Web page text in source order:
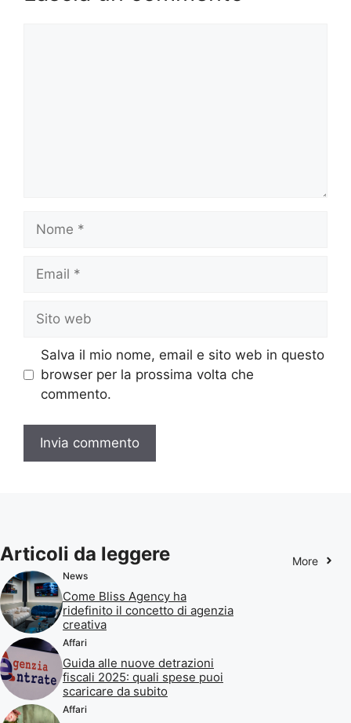
Nome
Email
Sito
web
Salva il mio nome, email e sito web in questo
browser per la prossima volta che
commento.
Articoli da leggere More
News
Come Bliss Agency ha
ridefinito il concetto di agenzia
creativa
Affari
Guida alle nuove detrazioni
fiscali 2025: quali spese puoi
scaricare da subito
Affari